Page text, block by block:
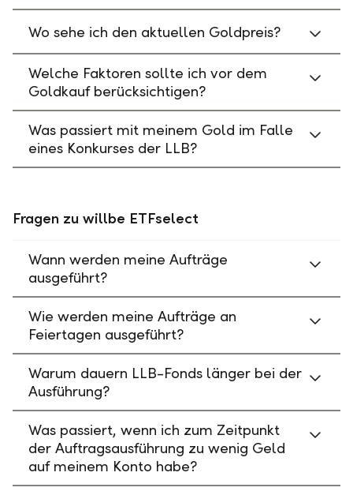
Wo sehe ich den aktuellen Goldpreis?
Welche Faktoren sollte ich vor dem
Goldkauf berücksichtigen?
Was passiert mit meinem Gold im Falle
eines Konkurses der LLB?
Fragen zu willbe ETFselect
Wann werden meine Aufträge
ausgeführt?
Wie werden meine Aufträge an
Feiertagen ausgeführt?
Warum dauern LLB-Fonds länger bei der
Ausführung?
Was passiert, wenn ich zum Zeitpunkt
der Auftragsausführung zu wenig Geld
auf meinem Konto habe?